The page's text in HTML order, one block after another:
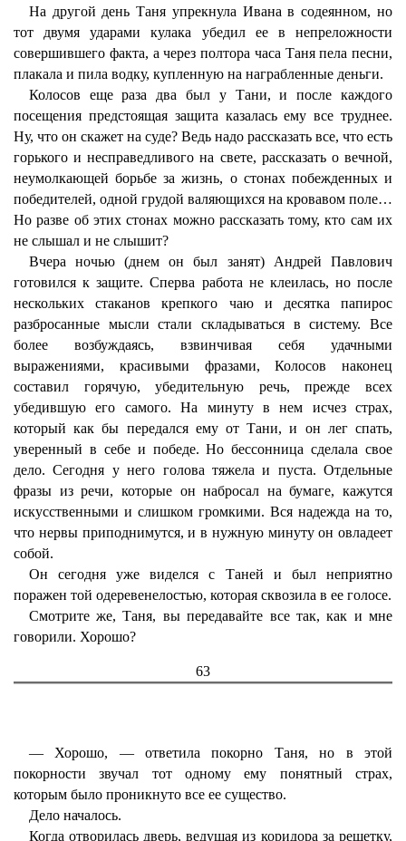
На другой день Таня упрекнула Ивана в содеянном, но
тот двумя ударами кулака убедил ее в непреложности
совершившего факта, а через полтора часа Таня пела песни,
плакала и пила водку, купленную на награбленные деньги.
Колосов еще раза два был у Тани, и после каждого
посещения предстоящая защита казалась ему все труднее.
Ну, что он скажет на суде? Ведь надо рассказать все, что есть
горького и несправедливого на свете, рассказать о вечной,
неумолкающей борьбе за жизнь, о стонах побежденных и
победителей, одной грудой валяющихся на кровавом поле…
Но разве об этих стонах можно рассказать тому, кто сам их
не слышал и не слышит?
Вчера ночью (днем он был занят) Андрей Павлович
готовился к защите. Сперва работа не клеилась, но после
нескольких стаканов крепкого чаю и десятка папирос
разбросанные мысли стали складываться в систему. Все
более возбуждаясь, взвинчивая себя удачными
выражениями, красивыми фразами, Колосов наконец
составил горячую, убедительную речь, прежде всех
убедившую его самого. На минуту в нем исчез страх,
который как бы передался ему от Тани, и он лег спать,
уверенный в себе и победе. Но бессонница сделала свое
дело. Сегодня у него голова тяжела и пуста. Отдельные
фразы из речи, которые он набросал на бумаге, кажутся
искусственными и слишком громкими. Вся надежда на то,
что нервы приподнимутся, и в нужную минуту он овладеет
собой.
Он сегодня уже виделся с Таней и был неприятно
поражен той одеревенелостью, которая сквозила в ее голосе.
Смотрите же, Таня, вы передавайте все так, как и мне
говорили. Хорошо?
63
— Хорошо, — ответила покорно Таня, но в этой
покорности звучал тот одному ему понятный страх,
которым было проникнуто все ее существо.
Дело началось.
Когда отворилась дверь, ведущая из коридора за решетку,